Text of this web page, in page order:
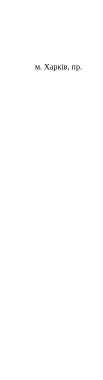
м. Харків, пр.